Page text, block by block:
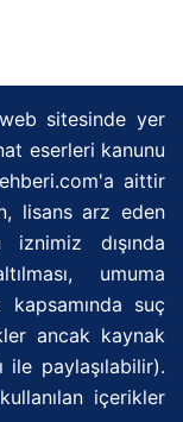
sitesinde yer
eserleri kanunu
aittir
lisans arz eden
dışında
umuma
kapsamında suç
ancak kaynak
paylaşılabilir).
içerikler